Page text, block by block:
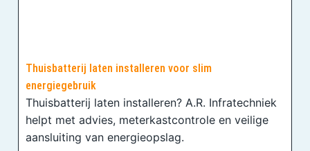
Thuisbatterij laten installeren voor slim
energiegebruik
Thuisbatterij laten installeren? A.R. Infratechniek
helpt met advies, meterkastcontrole en veilige
aansluiting van energieopslag.